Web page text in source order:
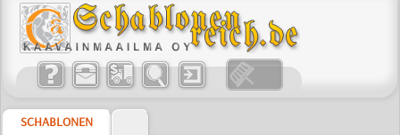
SCHABLONEN